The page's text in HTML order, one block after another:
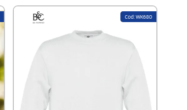
assicurano una migliore vestibilità e stabilità
nel tempo.
Cod: WK680